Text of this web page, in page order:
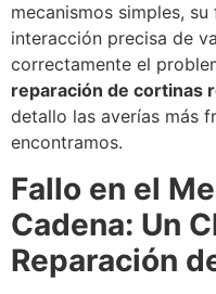
mecanismos simples,
interacción precisa de
correctamente el
reparación de cortinas
detallo las averías más
encontramos.
Fallo en el
Cadena: Un
Reparación